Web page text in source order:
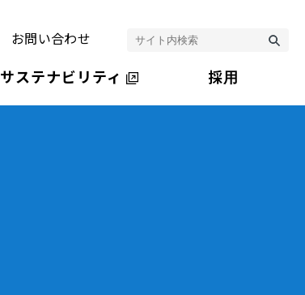
お問い合わせ
サステナビリティ 採用